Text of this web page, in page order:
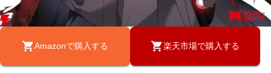
Amazonで購入する 楽天市場で購入する